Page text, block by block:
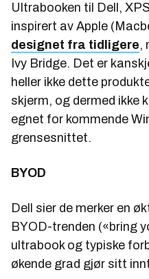
Ultrabooken til Dell,
inspirert av Apple
designet fra tidligere,
Ivy Bridge. Det er
heller ikke dette
skjerm, og dermed ikke
egnet for kommende
grensesnittet.
BYOD
Dell sier de merker en
BYOD-trenden («bring
ultrabook og typiske
økende grad gjør sitt